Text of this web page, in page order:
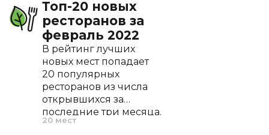
Топ-20 новых
ресторанов за
февраль 2022
В рейтинг лучших
новых мест попадает
20 популярных
ресторанов из числа
открывшихся за
последние три месяца.
По нашему опыту, это
20 мест